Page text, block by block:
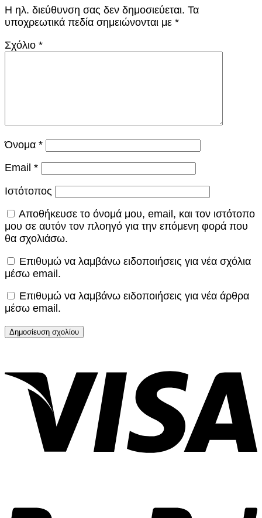
Η ηλ. διεύθυνση σας δεν δημοσιεύεται. Τα
υποχρεωτικά πεδία σημειώνονται με *
Σχόλιο *
Όνομα *
Email *
Ιστότοπος
Αποθήκευσε το όνομά μου, email, και τον ιστότοπο
μου σε αυτόν τον πλοηγό για την επόμενη φορά που
θα σχολιάσω.
Επιθυμώ να λαμβάνω ειδοποιήσεις για νέα σχόλια
μέσω email.
Επιθυμώ να λαμβάνω ειδοποιήσεις για νέα άρθρα
μέσω email.